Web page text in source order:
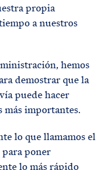
propia
a nuestros
hemos
demostrar que la
puede hacer
más importantes.
lo que llamamos el
para poner
lo más rápido